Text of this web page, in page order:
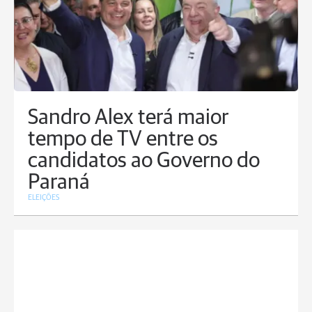
Sandro Alex terá maior
tempo de TV entre os
candidatos ao Governo do
Paraná
ELEIÇÕES